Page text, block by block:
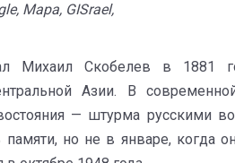
Mapa, GISrael,
Михаил Скобелев в 1881
Азии. В
— штурма русскими
но не в январе, когда